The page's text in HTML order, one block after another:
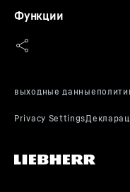
механизмом. Он
грузов меньшей
Функции